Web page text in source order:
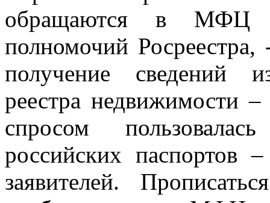
обращаются в МФЦ
полномочий
получение сведений
реестра недвижимости
спросом
российских паспортов
заявителей.